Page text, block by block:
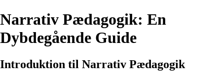
Narrativ Pædagogik: En
Dybdegående Guide
Introduktion til Narrativ Pædagogik